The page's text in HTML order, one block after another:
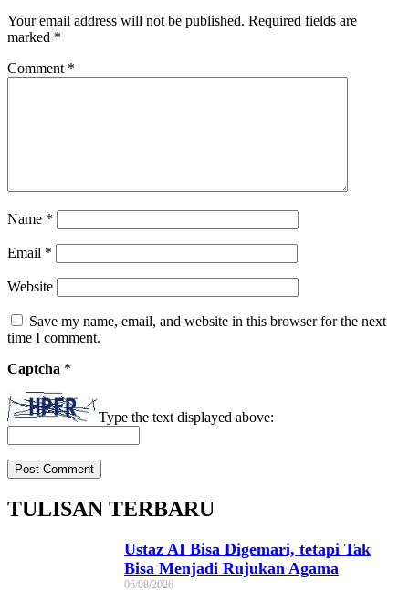
Your email address will not be published. Required fields are
marked *
Comment *
Name *
Email *
Website
Save my name, email, and website in this browser for the next
time I comment.
Captcha *
Type the text displayed above:
TULISAN TERBARU
Ustaz AI Bisa Digemari, tetapi Tak
Bisa Menjadi Rujukan Agama
06/08/2026